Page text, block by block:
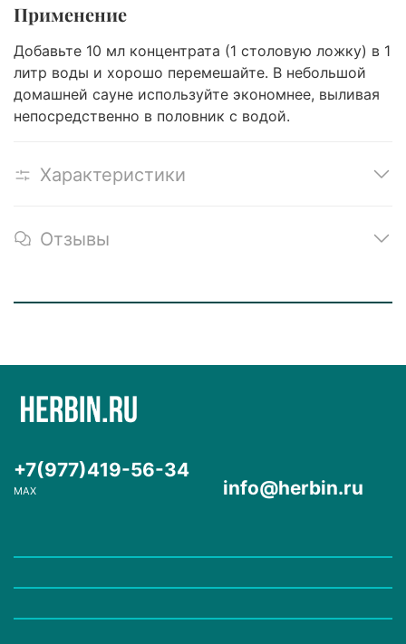
Применение
Добавьте 10 мл концентрата (1 столовую ложку) в 1
литр воды и хорошо перемешайте. В небольшой
домашней сауне используйте экономнее, выливая
непосредственно в половник с водой.
Характеристики
Отзывы
+7(977)419-56-34
MAX info@herbin.ru